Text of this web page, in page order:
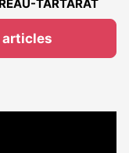
TARTARAT
articles